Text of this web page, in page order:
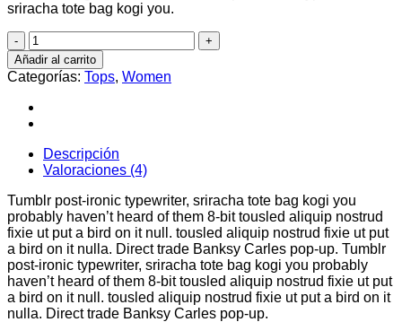
sriracha tote bag kogi you.
Beyond
Top
NLY
Trend
cantidad
Añadir al carrito
Categorías: Tops, Women
Descripción
Valoraciones (4)
Tumblr post-ironic typewriter, sriracha tote bag kogi you
probably haven’t heard of them 8-bit tousled aliquip nostrud
fixie ut put a bird on it null. tousled aliquip nostrud fixie ut put
a bird on it nulla. Direct trade Banksy Carles pop-up. Tumblr
post-ironic typewriter, sriracha tote bag kogi you probably
haven’t heard of them 8-bit tousled aliquip nostrud fixie ut put
a bird on it null. tousled aliquip nostrud fixie ut put a bird on it
nulla. Direct trade Banksy Carles pop-up.